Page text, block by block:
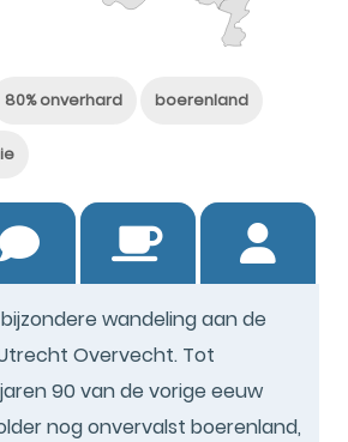
80% onverhard boerenland
wandeling aan de
Overvecht. Tot
90 van de vorige eeuw
nog onvervalst boerenland,